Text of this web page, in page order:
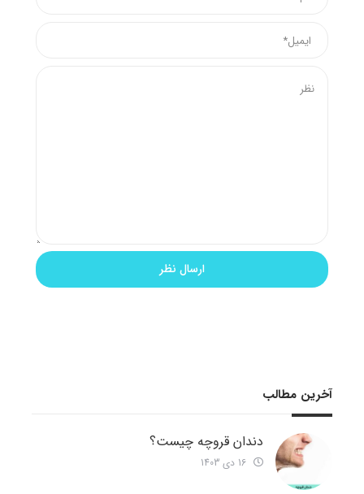
آخرین مطالب
دندان قروچه چیست؟